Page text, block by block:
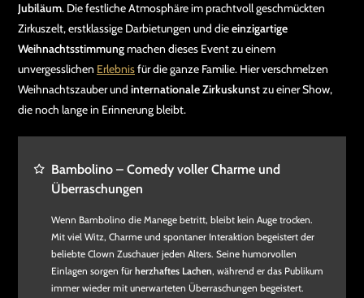
Jubiläum. Die festliche Atmosphäre im prachtvoll geschmückten
Zirkuszelt, erstklassige Darbietungen und dieeinzigartige
Weihnachtsstimmungmachen dieses Event zu einem
unvergesslichen Erlebnisfür die ganze Familie. Hier verschmelzen
Weihnachtszauber und internationale Zirkuskunstzu einer Show,
die noch lange in Erinnerung bleibt.
Bambolino – Comedy voller Charme und
Überraschungen
Wenn Bambolino die Manege betritt, bleibt kein Auge trocken.
Mit viel Witz, Charme und spontaner Interaktion begeistert der
beliebte Clown Zuschauer jeden Alters. Seine humorvollen
Einlagen sorgen für herzhaftes Lachen, während er das Publikum
immer wieder mit unerwarteten Überraschungen begeistert.